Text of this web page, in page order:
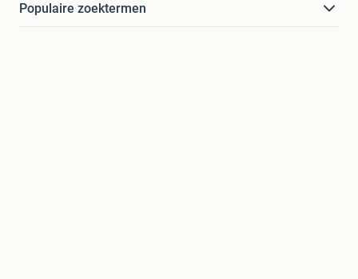
Populaire zoektermen